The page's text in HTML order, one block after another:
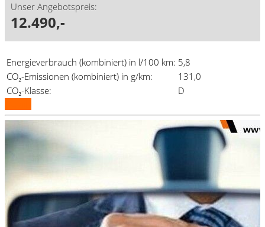
Unser Angebotspreis:
12.490,-
Energieverbrauch (kombiniert) in l/100 km: 5,8
CO₂-Emissionen (kombiniert) in g/km:
131,0
CO₂-Klasse:
D